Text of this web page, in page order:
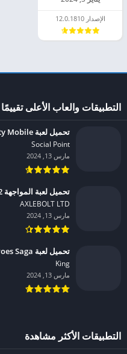
الإصدار 12.0.1810
التطبيقات والعاب الأعلى تقييمًا
تحميل لعبة Dragon City Mobile مهكرة للاندرويد 2024
Social Point‏
مارس 13, 2024
تحميل لعبة المواجهة 2 مهكرة للاندرويد 2024
AXLEBOLT LTD‏
مارس 13, 2024
تحميل لعبة Farm Heroes Saga مهكرة للاندرويد 2024
King‏
مارس 13, 2024
التطبيقات الأكثر مشاهدة